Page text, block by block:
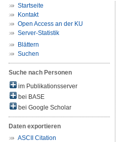
Startseite
Kontakt
Open Access an der KU
Server-Statistik
Blättern
Suchen
Suche nach Personen
im Publikationsserver
bei BASE
bei Google Scholar
Daten exportieren
ASCII Citation